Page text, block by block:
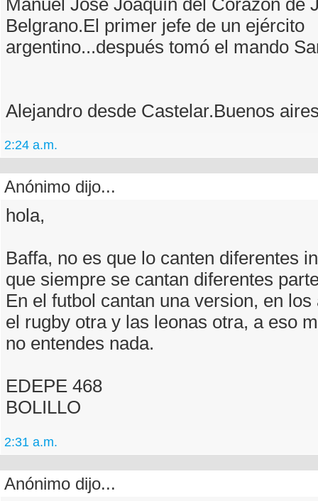
Manuel José Joaquín del Corazón de
Belgrano.El primer jefe de un ejército
argentino...después tomó el mando
Alejandro desde Castelar.Buenos
2:24 a.m.
Anónimo dijo...
hola,
Baffa, no es que lo canten diferentes
que siempre se cantan diferentes
En el futbol cantan una version, en
el rugby otra y las leonas otra, a eso
no entendes nada.
EDEPE 468
BOLILLO
2:31 a.m.
Anónimo dijo...